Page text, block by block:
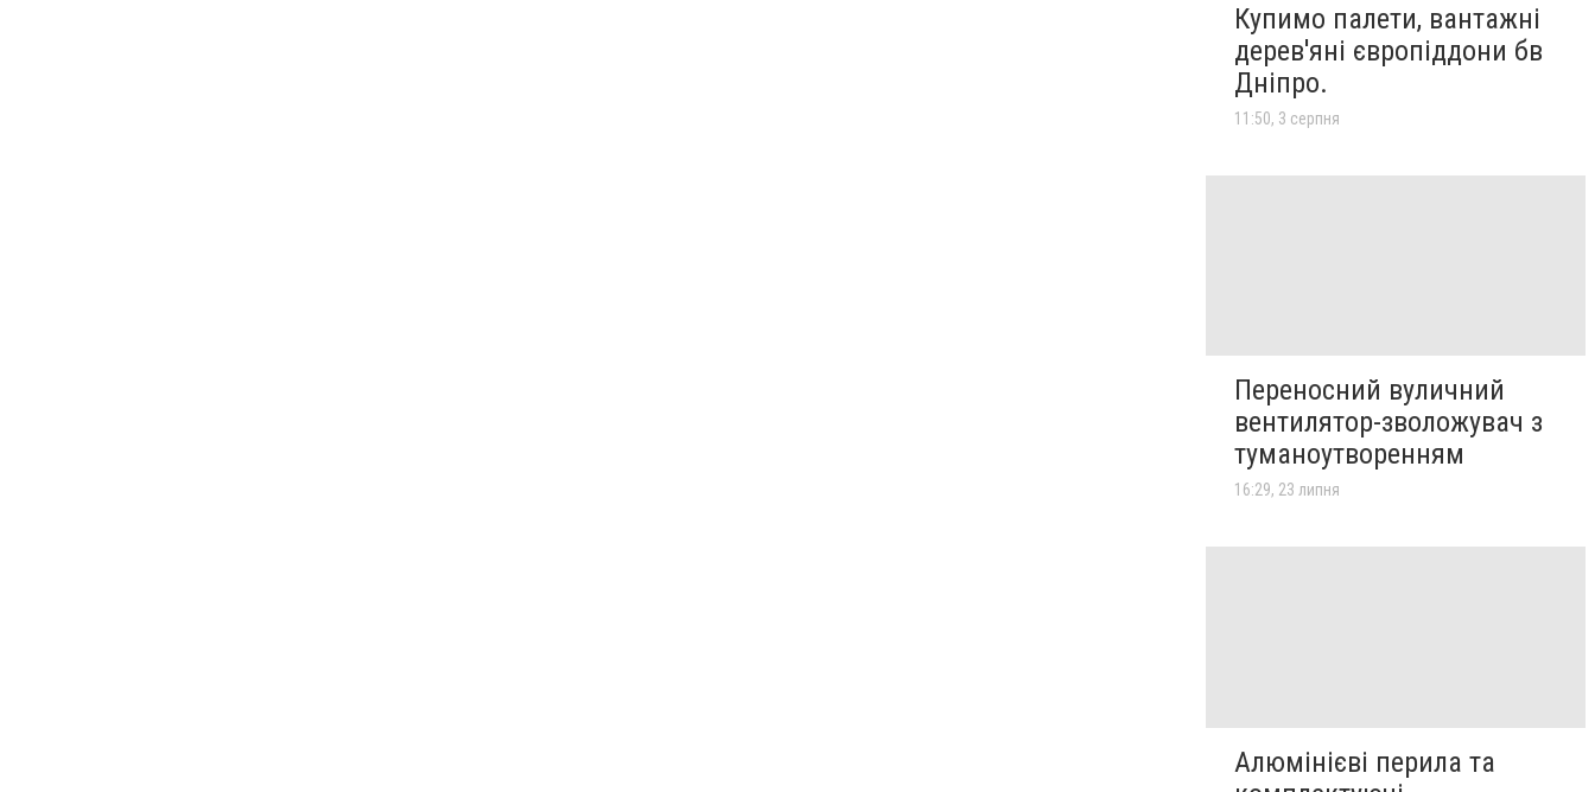
Купимо палети, вантажні
дерев'яні європіддони бв
Дніпро.
11:50, 3 серпня
Переносний вуличний
вентилятор-зволожувач з
туманоутворенням
16:29, 23 липня
Алюмінієві перила та